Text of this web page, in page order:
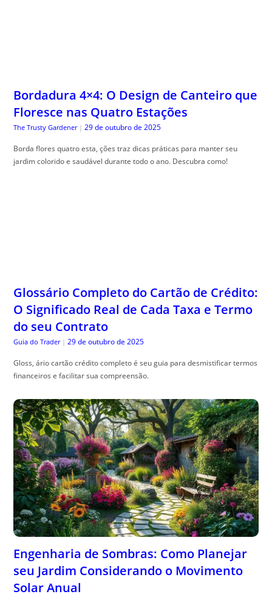
Bordadura 4×4: O Design de Canteiro que
Floresce nas Quatro Estações
The Trusty Gardener | 29 de outubro de 2025
Borda flores quatro esta, ções traz dicas práticas para manter seu
jardim colorido e saudável durante todo o ano. Descubra como!
Glossário Completo do Cartão de Crédito:
O Significado Real de Cada Taxa e Termo
do seu Contrato
Guia do Trader | 29 de outubro de 2025
Gloss, ário cartão crédito completo é seu guia para desmistificar termos
financeiros e facilitar sua compreensão.
Engenharia de Sombras: Como Planejar
seu Jardim Considerando o Movimento
Solar Anual